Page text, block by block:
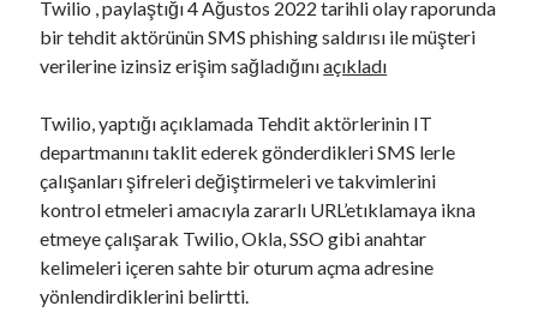
00:00 04:57
Kategoriler
Twilio , paylaştığı 4 Ağustos 2022 tarihli olay raporunda
bir tehdit aktörünün SMS phishing saldırısı ile müşteri
verilerine izinsiz erişim sağladığınıaçıkladı
Twilio, yaptığı açıklamada Tehdit aktörlerinin IT
departmanını taklit ederek gönderdikleri SMS lerle
çalışanları şifreleri değiştirmeleri ve takvimlerini
kontrol etmeleri amacıyla zararlı URL’etıklamaya ikna
etmeye çalışarak Twilio, Okla, SSO gibi anahtar
kelimeleri içeren sahte bir oturum açma adresine
yönlendirdiklerini belirtti.